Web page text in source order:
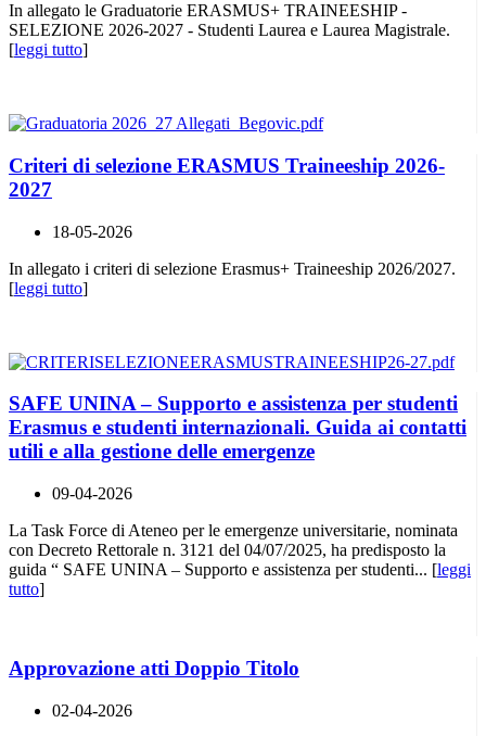
In allegato le Graduatorie ERASMUS+ TRAINEESHIP -
SELEZIONE 2026-2027 - Studenti Laurea e Laurea Magistrale.
[leggi tutto]
Criteri di selezione ERASMUS Traineeship 2026-
2027
18-05-2026
In allegato i criteri di selezione Erasmus+ Traineeship 2026/2027.
[leggi tutto]
SAFE UNINA – Supporto e assistenza per studenti
Erasmus e studenti internazionali. Guida ai contatti
utili e alla gestione delle emergenze
09-04-2026
La Task Force di Ateneo per le emergenze universitarie, nominata
con Decreto Rettorale n. 3121 del 04/07/2025, ha predisposto la
guida “ SAFE UNINA – Supporto e assistenza per studenti... [leggi
tutto]
Approvazione atti Doppio Titolo
02-04-2026